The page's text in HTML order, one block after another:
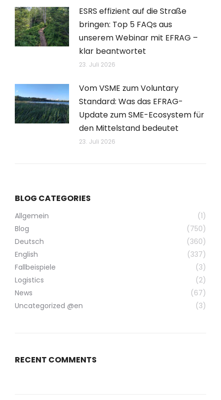
ESRS effizient auf die Straße
bringen: Top 5 FAQs aus
unserem Webinar mit EFRAG –
klar beantwortet
23. Juli 2026
Vom VSME zum Voluntary
Standard: Was das EFRAG-
Update zum SME-Ecosystem für
den Mittelstand bedeutet
23. Juli 2026
BLOG CATEGORIES
Allgemein
(1)
Blog
(750)
Deutsch
(360)
English
(337)
Fallbeispiele
(3)
Logistics
(2)
News
(67)
Uncategorized @en
(3)
RECENT COMMENTS